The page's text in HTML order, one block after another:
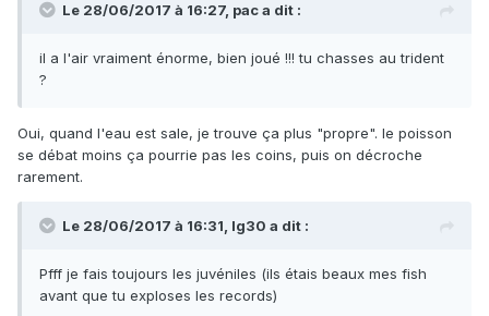
Le 28/06/2017 à 16:27, pac a dit :
il a l'air vraiment énorme, bien joué !!! tu chasses au trident
?
Oui, quand l'eau est sale, je trouve ça plus "propre". le poisson
se débat moins ça pourrie pas les coins, puis on décroche
rarement.
Le 28/06/2017 à 16:31, lg30 a dit :
Pfff je fais toujours les juvéniles (ils étais beaux mes fish
avant que tu exploses les records)